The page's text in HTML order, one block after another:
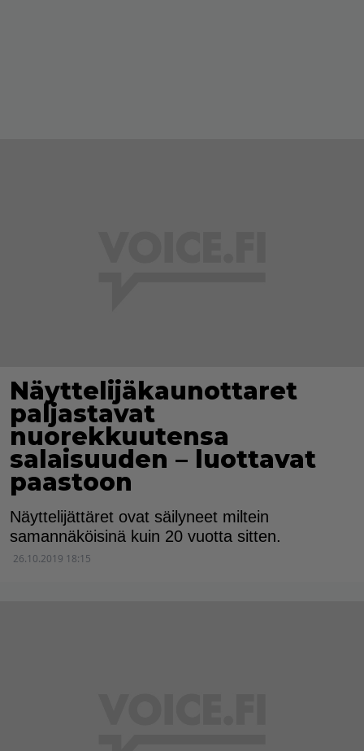
Näyttelijäkaunottaret
paljastavat
nuorekkuutensa
salaisuuden – luottavat
paastoon
Näyttelijättäret ovat säilyneet miltein
samannäköisinä kuin 20 vuotta sitten.
26.10.2019 18:15